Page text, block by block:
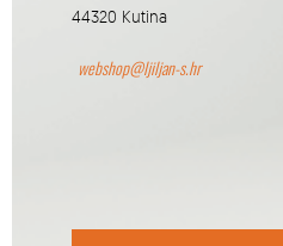
44320 Kutina
webshop@ljiljan-s.hr